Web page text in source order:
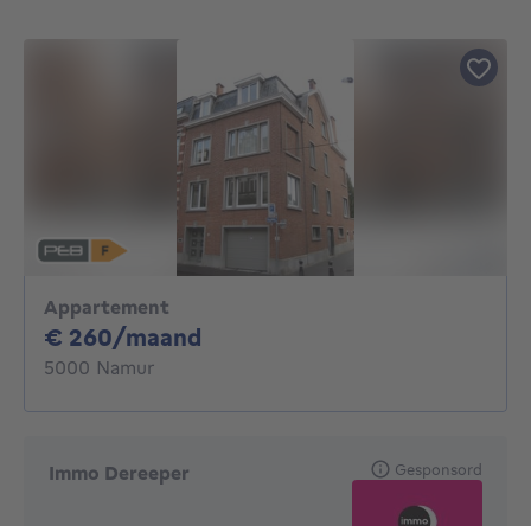
Appartement
€ 260/maand
5000 Namur
Immo Dereeper Gesponsord